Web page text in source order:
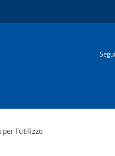
per l'utilizzo